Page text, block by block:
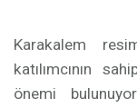
Karakalem
katılımcının
önemi